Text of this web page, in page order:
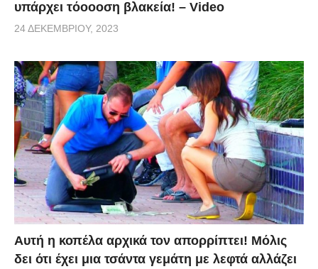
υπάρχει τόοοοση βλακεία! – Video
24 ΔΕΚΕΜΒΡΊΟΥ, 2023
Αυτή η κοπέλα αρχικά τον απορρίπτει! Μόλις
δει ότι έχει μια τσάντα γεμάτη με λεφτά αλλάζει